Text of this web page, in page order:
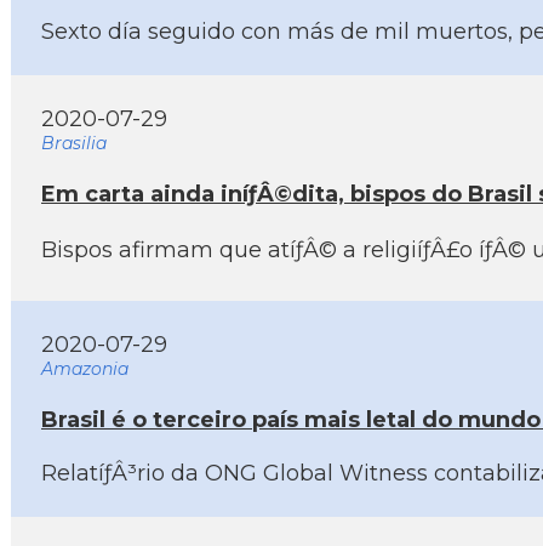
Sexto dí­a seguido con más de mil muertos,
2020-07-29
Brasilia
Em carta ainda iníƒÂ©dita, bispos do
Bispos afirmam que atíƒÂ© a religiíƒÂ£o íƒÂ©
2020-07-29
Amazonia
Brasil é o terceiro paí­s mais letal do
RelatíƒÂ³rio da ONG Global Witness